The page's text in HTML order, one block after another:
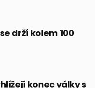
drží kolem 100
konec války s